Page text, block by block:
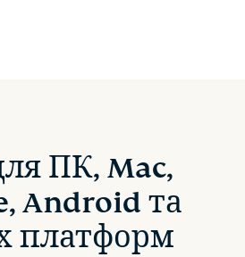
ПК, Mac,
Android та
платформ